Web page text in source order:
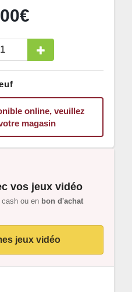
online, veuillez
magasin
vos jeux vidéo
cash ou en bon d'achat
jeux vidéo